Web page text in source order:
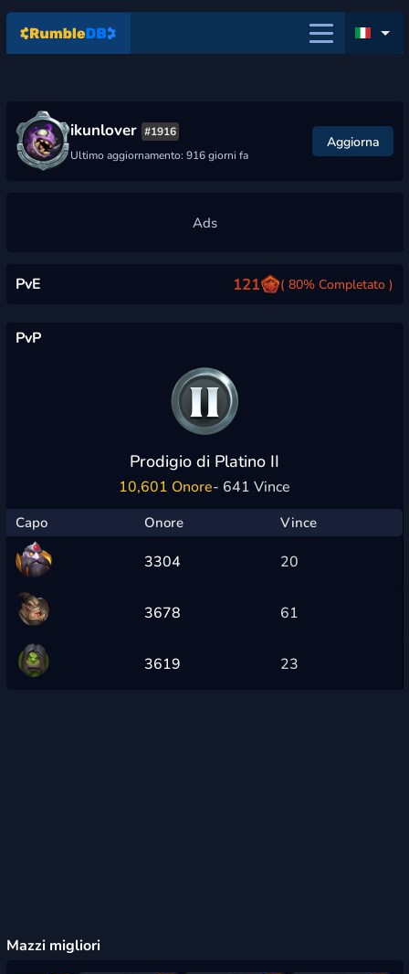
ikunlover #1916
Ultimo aggiornamento: 916 giorni fa
Aggiorna
PvE 121 ( 80% Completato )
PvP
Prodigio di Platino II
10,601 Onore- 641 Vince
Capo Onore Vince
3304 20
3678 61
3619 23
Mazzi migliori